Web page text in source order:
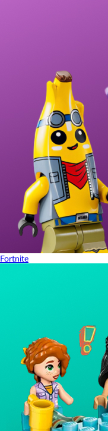
Fortnite